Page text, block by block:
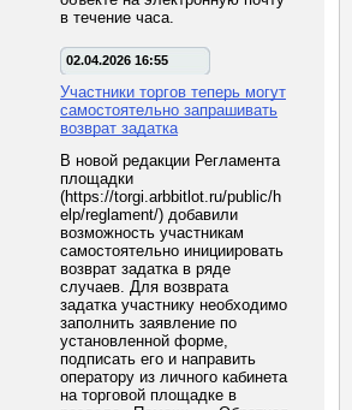
в течение часа.
02.04.2026 16:55
Участники торгов теперь могут
самостоятельно запрашивать
возврат задатка
В новой редакции Регламента
площадки
(https://torgi.arbbitlot.ru/public/h
elp/reglament/) добавили
возможность участникам
самостоятельно инициировать
возврат задатка в ряде
случаев. Для возврата
задатка участнику необходимо
заполнить заявление по
установленной форме,
подписать его и направить
оператору из личного кабинета
на торговой площадке в